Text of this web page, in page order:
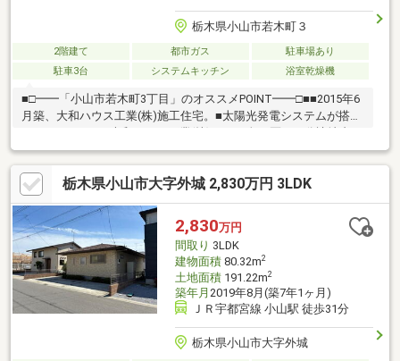
栃木県小山市若木町３
2階建て 都市ガス
駐車場あり
駐車3台
システムキッチン 浴室乾燥機
■□━━「小山市若木町3丁目」のオススメPOINT━━□■■2015年6
月築、大和ハウス工業(株)施工住宅。■太陽光発電システムが搭載
位置します。■大和ハウス工業(株)の住宅保証制度を継承いただけ
ます。■LDKは広々約18.0帖！隣接する約4.5帖の和室と一体利用
も可能です。■大容量のWICや玄関収納、食品庫など、豊富な収納
が魅力です。■全居室2面採光。南向きバルコニーが備わっていま
す。■周辺施設・ヨークベニマル小山ゆうえんち店 徒歩11分(約
850m)・おやまゆうえんちヴハーヴェストウォーク 徒歩10分(約
800m)
栃木県小山市大字外城 2,830万円 3LDK
2,830万円
間取り 3LDK
建物面積80.32m2
土地面積191.22m2
築年月 2019年8月(築7年1ヶ月)
ＪＲ宇都宮線 小山駅 徒歩31分
栃木県小山市大字外城